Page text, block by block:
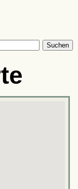
Suchen